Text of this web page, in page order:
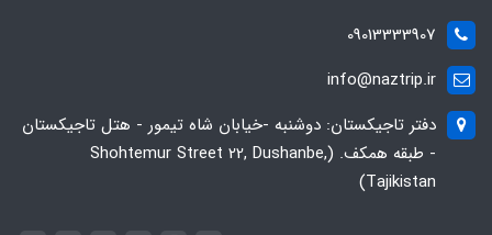
09013333907
info@naztrip.ir
دفتر تاجیکستان: دوشنبه -خیابان شاه تیمور - هتل تاجیکستان
- طبقه همکف. (Shohtemur Street 22, Dushanbe,
Tajikistan)